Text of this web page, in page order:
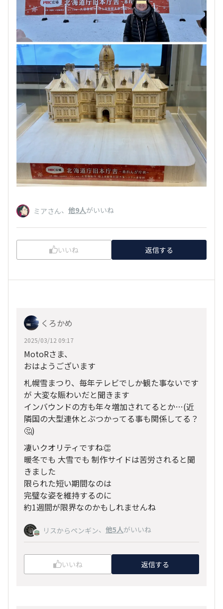
ミアさん、 他9人がいいね
いいね 返信する
くろかめ
2025/03/12 09:17
MotoRさま、
おはようございます
札幌雪まつり、毎年テレビでしか観た事ないです
が 大変な賑わいだと聞きます
インバウンドの方も年々増加されてるとか…(近
隣国の大型連休とぶつかってる事も関係してる？
🤔)
凄いクオリティですね👏
暖冬でも 大雪でも 制作サイドは苦労されると聞
きました
限られた短い期間なのは
完璧な姿を維持するのに
約1週間が限界なのかもしれませんね
リスからペンギン、 他5人がいいね
いいね 返信する